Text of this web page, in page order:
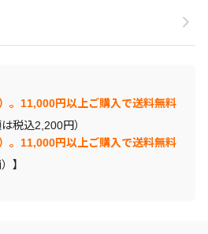
。11,000円以上ご購入で送料無料
税込2,200円）
。11,000円以上ご購入で送料無料
】